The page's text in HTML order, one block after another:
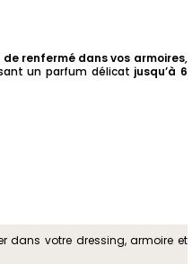
renfermé dans vos armoires,
un parfum délicat jusqu’à 6
dans votre dressing, armoire et